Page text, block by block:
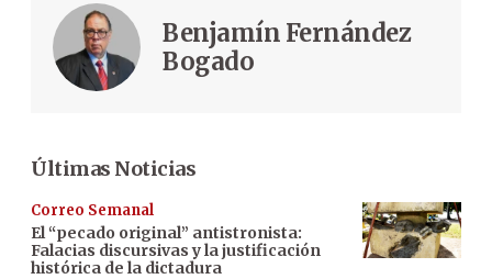
Benjamín Fernández
Bogado
Últimas Noticias
Correo Semanal
El “pecado original” antistronista:
Falacias discursivas y la justificación
histórica de la dictadura